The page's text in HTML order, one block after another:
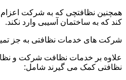
همچنین نظافتچی که به شرکت اعزام
کند که به ساختمان آسیبی وارد نکند.
شرکت های خدمات نظافتی به جز
علاوه بر خدمات نظافت شرکت و
نظافتی کمک می گیرند شامل: